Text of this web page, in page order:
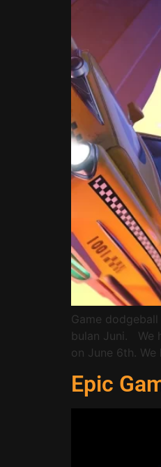
Game
bulan Juni. We
on June 6th.
Epic